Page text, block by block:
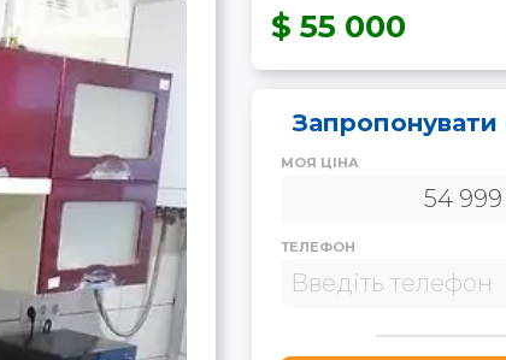
55 000
Запропонувати
МОЯ ЦІНА
ТЕЛЕФОН